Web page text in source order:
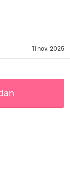
11 nov. 2025